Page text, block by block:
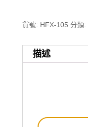
檢
儀
貨號: HFX-105 分類:
描述